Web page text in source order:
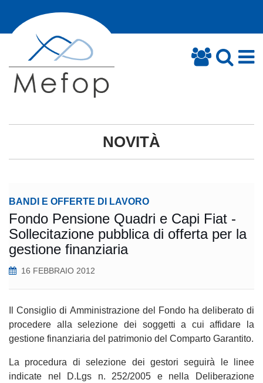
NOVITÀ
BANDI E OFFERTE DI LAVORO
Fondo Pensione Quadri e Capi Fiat -
Sollecitazione pubblica di offerta per la
gestione finanziaria
16 FEBBRAIO 2012
Il Consiglio di Amministrazione del Fondo ha deliberato di
procedere alla selezione dei soggetti a cui affidare la
gestione finanziaria del patrimonio del Comparto Garantito.
La procedura di selezione dei gestori seguirà le linee
indicate nel D.Lgs n. 252/2005 e nella Deliberazione